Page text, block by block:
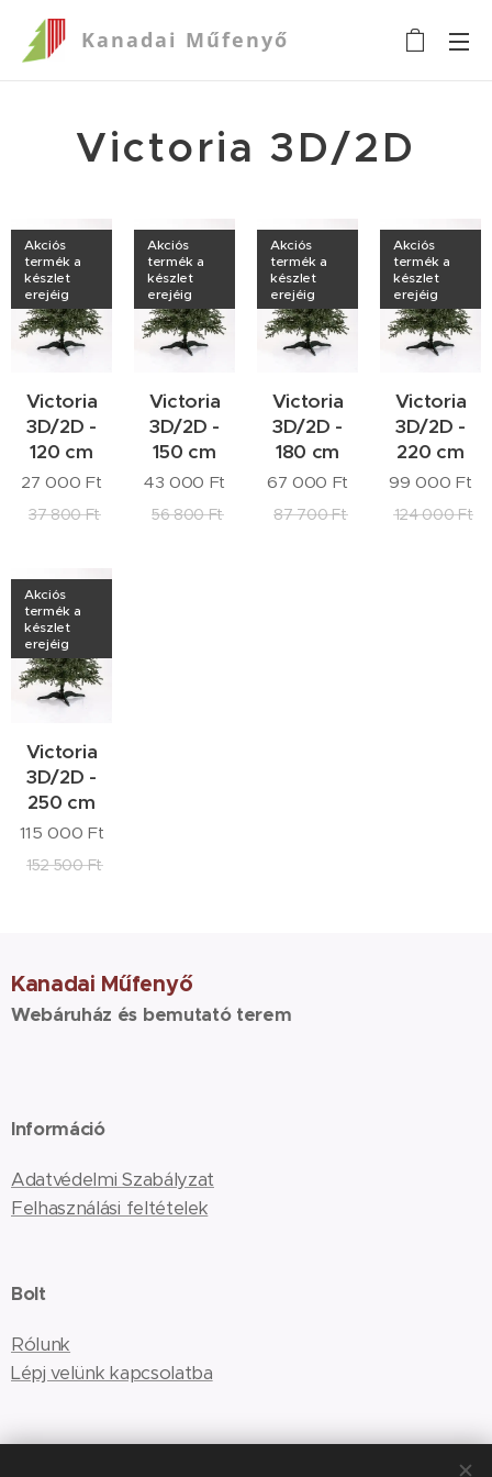
Kanadai Műfenyő
Victoria 3D/2D
Victoria
3D/2D -
120 cm
Akciós
termék a
készlet
erejéig
27 000 Ft
37 800Ft
Victoria
3D/2D -
150 cm
Akciós
termék a
készlet
erejéig
43 000 Ft
56 800Ft
Victoria
3D/2D -
180 cm
Akciós
termék a
készlet
erejéig
67 000 Ft
87 700Ft
Victoria
3D/2D -
220 cm
Akciós
termék a
készlet
erejéig
99 000 Ft
124 000Ft
Victoria
3D/2D -
250 cm
Akciós
termék a
készlet
erejéig
115 000 Ft
152 500Ft
Kanadai Műfenyő
Webáruház és bemutató terem
Információ
Adatvédelmi Szabályzat
Felhasználási feltételek
Bolt
Rólunk
Lépj velünk kapcsolatba